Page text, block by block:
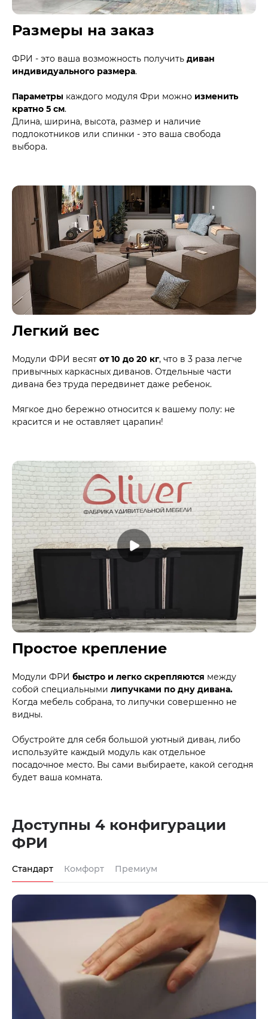
Размеры на заказ
ФРИ - это ваша возможность получить диван
индивидуального размера.
Параметры каждого модуля Фри можно изменить
кратно 5 см.
Длина, ширина, высота, размер и наличие
подлокотников или спинки - это ваша свобода
выбора.
Легкий вес
Модули ФРИ весят от 10 до 20 кг, что в 3 раза легче
привычных каркасных диванов. Отдельные части
дивана без труда передвинет даже ребенок.
Мягкое дно бережно относится к вашему полу: не
красится и не оставляет царапин!
Простое крепление
Модули ФРИ быстро и легко скрепляются между
собой специальными липучками по дну дивана.
Когда мебель собрана, то липучки совершенно не
видны.
Обустройте для себя большой уютный диван, либо
используйте каждый модуль как отдельное
посадочное место. Вы сами выбираете, какой сегодня
будет ваша комната.
Доступны 4 конфигурации
ФРИ
Стандарт Комфорт Премиум